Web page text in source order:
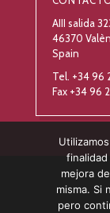
AIII salida
46370
Spain
Tel. +34 96
Fax +34 96
mejora
misma. Si
pero